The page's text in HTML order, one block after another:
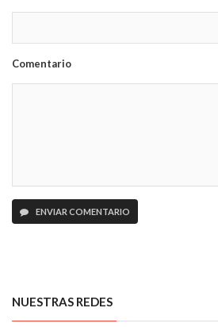
Comentario
ENVIAR COMENTARIO
NUESTRAS REDES